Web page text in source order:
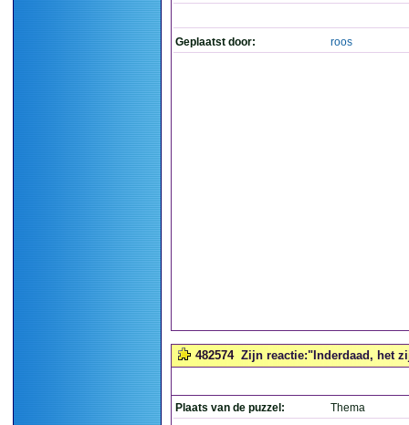
Geplaatst door: roos
482574 Zijn reactie:"Inderdaad, het
Plaats van de puzzel:
Thema